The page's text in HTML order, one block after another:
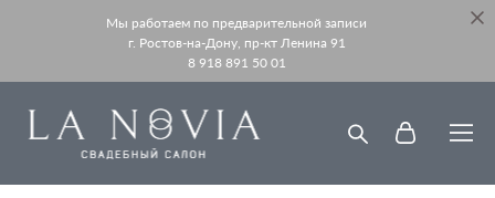
Мы работаем по предварительной записи
г. Ростов-на-Дону, пр-кт Ленина 91
8 918 891 50 01